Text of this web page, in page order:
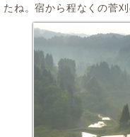
たね。宿から程なくの菅